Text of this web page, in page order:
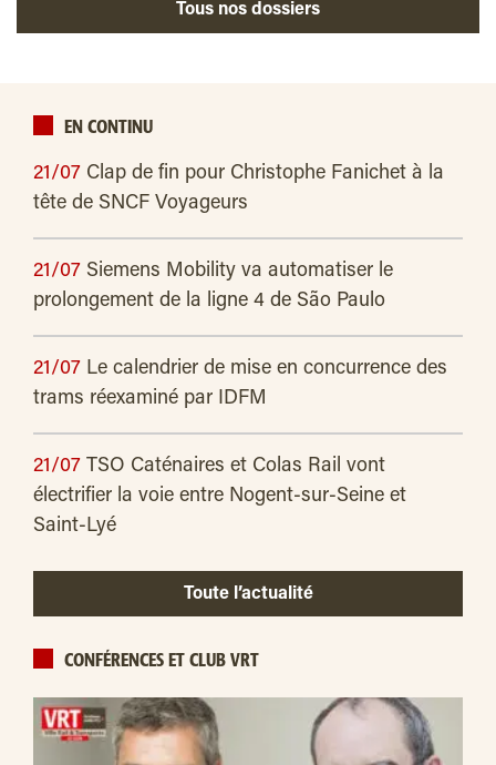
Tous nos dossiers
EN CONTINU
21/07 Clap de fin pour Christophe Fanichet à la
tête de SNCF Voyageurs
21/07 Siemens Mobility va automatiser le
prolongement de la ligne 4 de São Paulo
21/07 Le calendrier de mise en concurrence des
trams réexaminé par IDFM
21/07 TSO Caténaires et Colas Rail vont
électrifier la voie entre Nogent-sur-Seine et
Saint-Lyé
Toute l’actualité
CONFÉRENCES ET CLUB VRT